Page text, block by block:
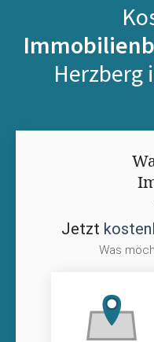
Herzberg
Jetzt
Was